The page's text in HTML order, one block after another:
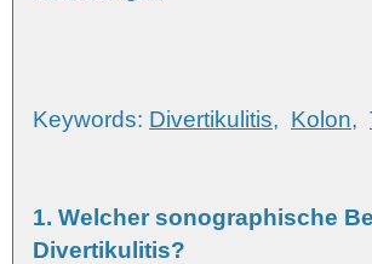
Keywords: Divertikulitis, Kolon,
1. Welcher sonographische
Divertikulitis?